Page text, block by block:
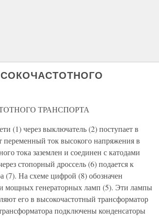
ТРАНСПОРТА
(1) через выключатель (2) поступает в
переменный ток высокого напряжения в
тока заземлен и соединен с катодами
стопорный дроссель (6) подается к
(7). На схеме цифрой (8) обозначен
мощных генераторных ламп (5). Эти лампы
его в высокочастотный трансформатор
подключены конденсаторы